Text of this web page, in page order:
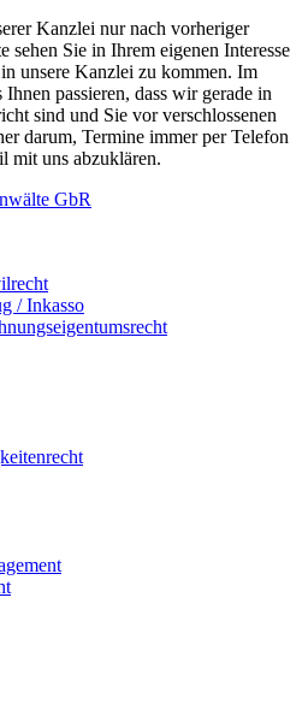
Kanzlei nur nach vorheriger
sehen Sie in Ihrem eigenen Interesse
unsere Kanzlei zu kommen. Im
passieren, dass wir gerade in
sind und Sie vor verschlossenen
darum, Termine immer per Telefon
mit uns abzuklären.
/ Inkasso